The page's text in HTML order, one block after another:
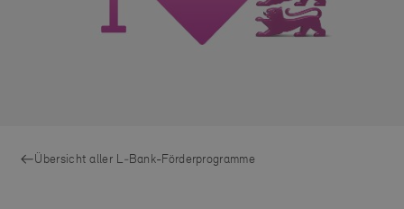
Übersicht aller L‑Bank-Förderprogramme